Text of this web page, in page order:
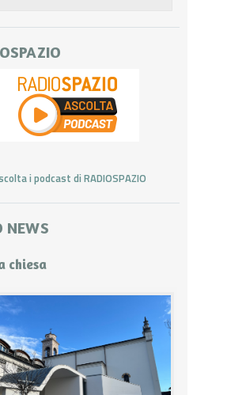
i podcast di RADIOSPAZIO
NEWS
chiesa